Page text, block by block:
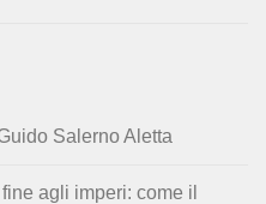
Salerno Aletta
agli imperi: come il